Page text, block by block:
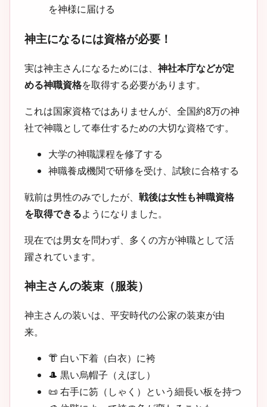
を神様に届ける
神主になるには資格が必要！
実は神主さんになるためには、 神社本庁などが定
める神職資格を取得する必要があります。
これは国家資格ではありませんが、全国約8万の神
社で神職として奉仕するための大切な資格です。
大学の神職課程を修了する
神職養成機関で研修を受け、試験に合格する
戦前は男性のみでしたが、 戦後は女性も神職資格
を取得できるようになりました。
現在では男女を問わず、多くの方が神職として活
躍されています。
神主さんの装束（服装）
神主さんの装いは、平安時代の公家の装束が由
来。
👘 白い下着（白衣）に袴
🎩 黒い烏帽子（えぼし）
📜 右手に笏（しゃく）という細長い板を持つ